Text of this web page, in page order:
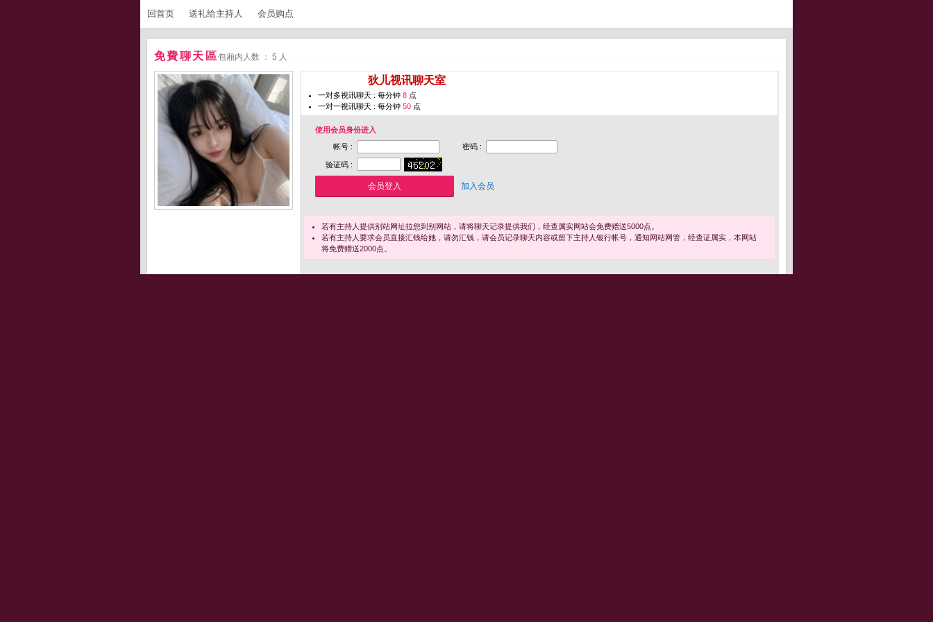
回首页 送礼给主持人 会员购点
免費聊天區包厢内人数 ： 5 人
狄儿视讯聊天室
一对多视讯聊天 : 每分钟 8 点
一对一视讯聊天 : 每分钟 50 点
使用会员身份进入
帐号 :
密码 :
验证码 :
加入会员
若有主持人提供别站网址拉您到别网站，请将聊天记录提供我们，经查属实网站会免费赠送5000点。
若有主持人要求会员直接汇钱给她，请勿汇钱，请会员记录聊天内容或留下主持人银行帐号，通知网站网管，经查证属实，本网站
将免费赠送2000点。